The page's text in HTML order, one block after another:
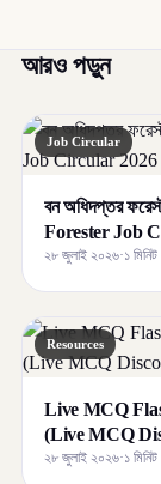
আরও পড়ুন
Job Circular
বন অধিদপ্তর
Forester Job
২৮ জুলাই ২০২৬·১ মিনিট
Resources
Live MCQ Flash
(Live MCQ
২৮ জুলাই ২০২৬·১ মিনিট